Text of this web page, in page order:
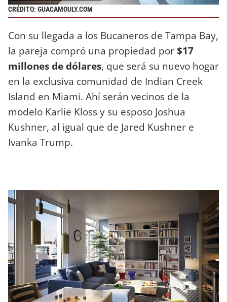
CRÉDITO: GUACAMOULY.COM
Con su llegada a los Bucaneros de Tampa Bay,
la pareja compró una propiedad por$17
millones de dólares, que será su nuevo hogar
en la exclusiva comunidad de Indian Creek
Island en Miami. Ahí serán vecinos de la
modelo Karlie Kloss y su esposo Joshua
Kushner, al igual que de Jared Kushner e
Ivanka Trump.